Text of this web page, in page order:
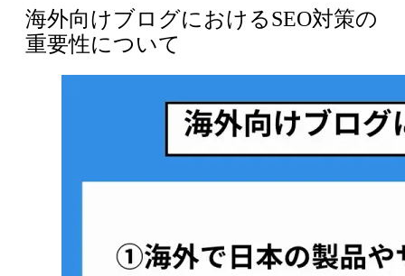
海外向けブログにおけるSEO対策の
重要性について